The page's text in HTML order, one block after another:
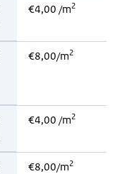
€4,00 /m2
€8,00/m2
€4,00 /m2
€8,00/m2